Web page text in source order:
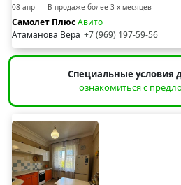
08 апр В продаже более 3-х месяцев
Самолет ПлюсАвито
Атаманова Вера +7 (969) 197-59-56
Специальные условия
ознакомиться с